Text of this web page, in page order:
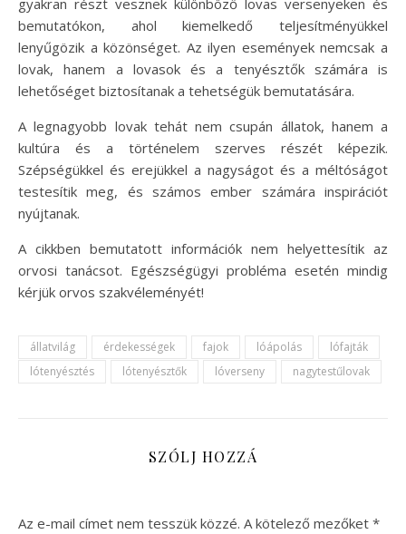
bemutatókon, ahol kiemelkedő teljesítményükkel
lenyűgözik a közönséget. Az ilyen események nemcsak a
lovak, hanem a lovasok és a tenyésztők számára is
lehetőséget biztosítanak a tehetségük bemutatására.
A legnagyobb lovak tehát nem csupán állatok, hanem a
kultúra és a történelem szerves részét képezik.
Szépségükkel és erejükkel a nagyságot és a méltóságot
testesítik meg, és számos ember számára inspirációt
nyújtanak.
A cikkben bemutatott információk nem helyettesítik az
orvosi tanácsot. Egészségügyi probléma esetén mindig
kérjük orvos szakvéleményét!
állatvilág érdekességek fajok lóápolás
lófajták
lótenyésztés
lótenyésztők lóverseny nagytestűlovak
SZÓLJ HOZZÁ
Az e-mail címet nem tesszük közzé. A kötelező mezőket *